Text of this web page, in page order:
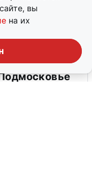
вы
на их
на